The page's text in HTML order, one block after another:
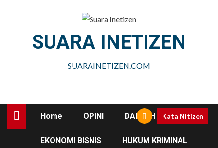
SUARA INETIZEN
SUARAINETIZEN.COM
Home OPINI DAERAH
EKONOMI BISNIS HUKUM KRIMINAL
Kata Nitizen